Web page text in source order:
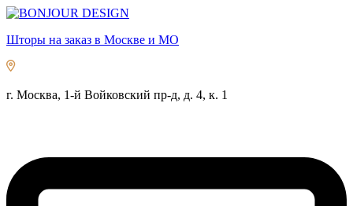
Шторы на заказ в Москве и МО
г. Москва, 1-й Войковский пр-д, д. 4, к. 1